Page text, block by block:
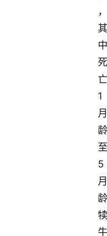
，
其
中
死
亡
1
月
龄
至
5
月
龄
犊
牛